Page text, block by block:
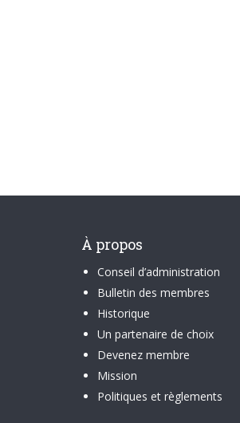
À propos
Conseil d’administration
Bulletin des membres
Historique
Un partenaire de choix
Devenez membre
Mission
Politiques et règlements